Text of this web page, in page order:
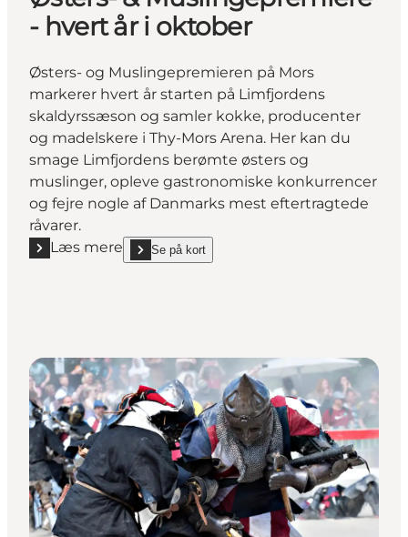
- hvert år i oktober
Østers- og Muslingepremieren på Mors
markerer hvert år starten på Limfjordens
skaldyrssæson og samler kokke, producenter
og madelskere i Thy-Mors Arena. Her kan du
smage Limfjordens berømte østers og
muslinger, opleve gastronomiske konkurrencer
og fejre nogle af Danmarks mest eftertragtede
råvarer.
Læs mere
Læs mere "Østers- & Muslingepremiere - hvert år i
Se på kort
show Østers- & Muslingepremiere - hvert år i